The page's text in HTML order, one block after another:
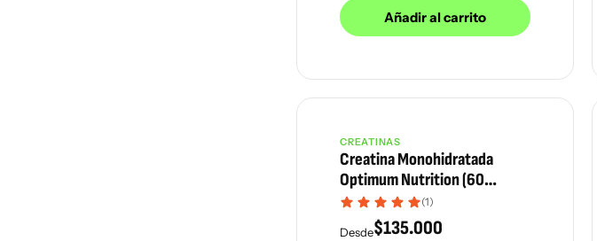
Añadir al carrito
CREATINAS
Creatina Monohidratada
Optimum Nutrition (60
Serrvs) 300g(1)
Desde$135.000